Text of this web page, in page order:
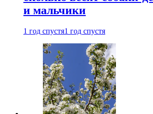
и мальчики
1 год спустя1 год спустя